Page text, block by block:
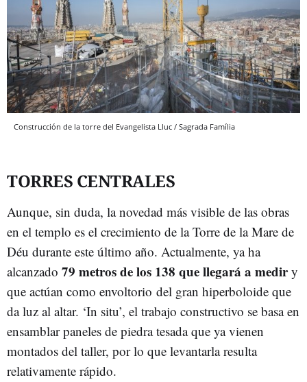
Construcción de la torre del Evangelista Lluc / Sagrada Família
TORRES CENTRALES
Aunque, sin duda, la novedad más visible de las obras
en el templo es el crecimiento de la Torre de la Mare de
Déu durante este último año. Actualmente, ya ha
alcanzado 79 metros de los 138 que llegará a mediry
que actúan como envoltorio del gran hiperboloide que
da luz al altar. ‘In situ’, el trabajo constructivo se basa en
ensamblar paneles de piedra tesada que ya vienen
montados del taller, por lo que levantarla resulta
relativamente rápido.